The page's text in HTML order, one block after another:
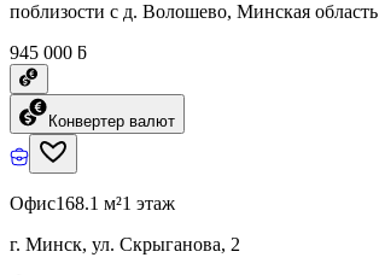
поблизости с д. Волошево, Минская область
945 000 ƃ
Конвертер валют
Офис168.1 м²1 этаж
г. Минск, ул. Скрыганова, 2